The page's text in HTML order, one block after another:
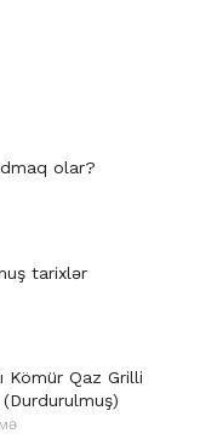
olar?
tarixlər
Kömür Qaz Grilli